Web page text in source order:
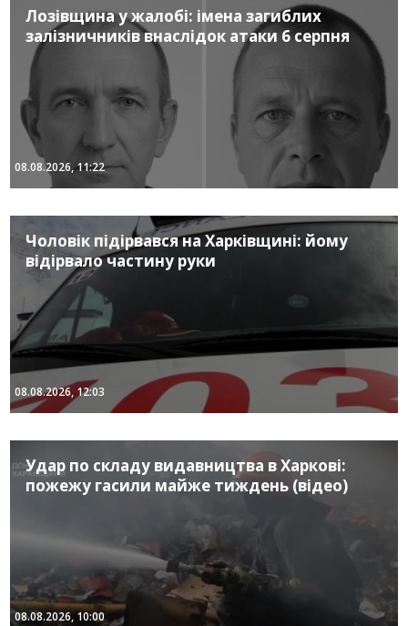
Лозівщина у жалобі: імена загиблих
залізничників внаслідок атаки 6 серпня
08.08.2026, 11:22
Чоловік підірвався на Харківщині: йому
відірвало частину руки
08.08.2026, 12:03
Удар по складу видавництва в Харкові:
пожежу гасили майже тиждень (відео)
08.08.2026, 10:00